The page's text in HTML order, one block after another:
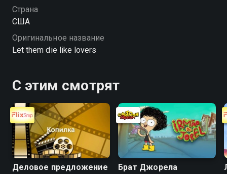
Страна
США
Оригинальное название
Let them die like lovers
С этим смотрят
Деловое предложение Брат Джорела